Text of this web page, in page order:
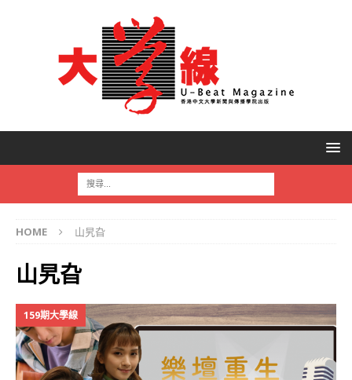
HOME 山旯旮
山旯旮
159期大學線